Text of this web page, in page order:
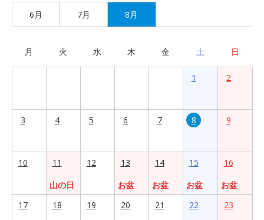
6月 7月 8月
月 火 水 木 金 土 日
1 2
3 4 5 6 7 8 9
10
11
山の日
12
13
お盆
14
お盆
15
お盆
16
お盆
17
18 19 20 21 22 23